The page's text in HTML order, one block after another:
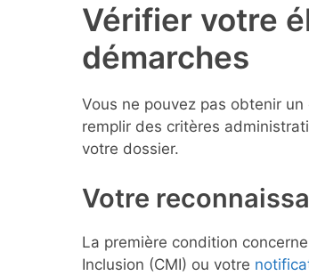
Vérifier votre
démarches
Vous ne pouvez pas obtenir
remplir des critères
votre dossier.
Votre
La première condition
Inclusion (CMI) ou votre